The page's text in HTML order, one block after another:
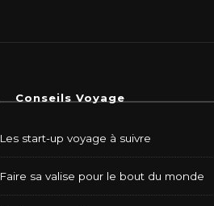
Conseils Voyage
Les start-up voyage à suivre
Faire sa valise pour le bout du monde